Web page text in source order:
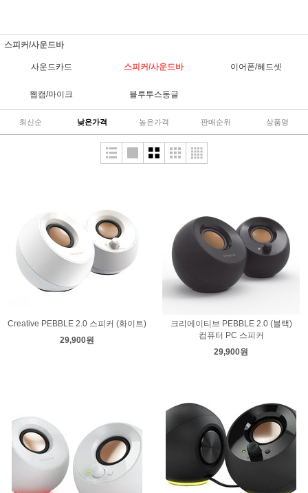
스피커/사운드바
사운드카드 스피커/사운드바 이어폰/헤드셋
웹캠/마이크 블루투스동글
최신순 낮은가격 높은가격 판매순위 상품명
Creative PEBBLE 2.0 스피커 (화이트)
29,900원
크리에이티브 PEBBLE 2.0 (블랙)
컴퓨터 PC 스피커
29,900원